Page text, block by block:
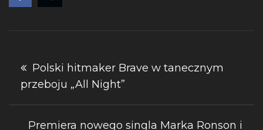
Nawigacja
wpisu
Polski hitmaker Brave w tanecznym
przeboju „All Night”
Premiera nowego singla Marka Ronson i